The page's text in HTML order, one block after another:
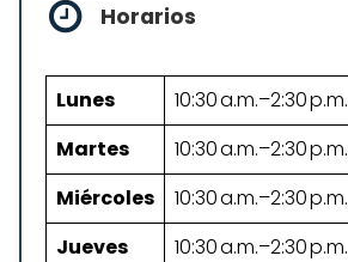
Horarios
Lunes
10:30 a.m.–2:30 p.m.
Martes
10:30 a.m.–2:30 p.m.
Miércoles
10:30 a.m.–2:30 p.m.
Jueves
10:30 a.m.–2:30 p.m.